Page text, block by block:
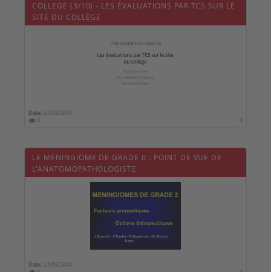
COLLEGE (3/10) - LES ÉVALUATIONS PAR TCS SUR LE
SITE DU COLLÈGE
Date : 21/05/2014
4
0
LE MÉNINGIOME DE GRADE II : POINT DE VUE DE
L'ANATOMOPATHOLOGISTE
Date : 21/05/2014